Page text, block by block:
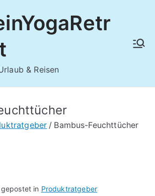
& Reisen
Bambus-Feuchttücher
in Produktratgeber